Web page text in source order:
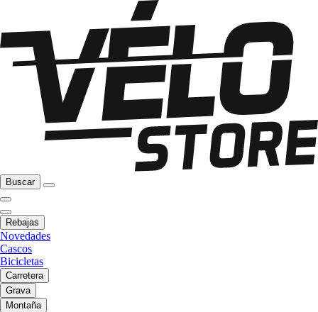
Buscar
Rebajas
Novedades
Cascos
Bicicletas
Carretera
Grava
Montaña